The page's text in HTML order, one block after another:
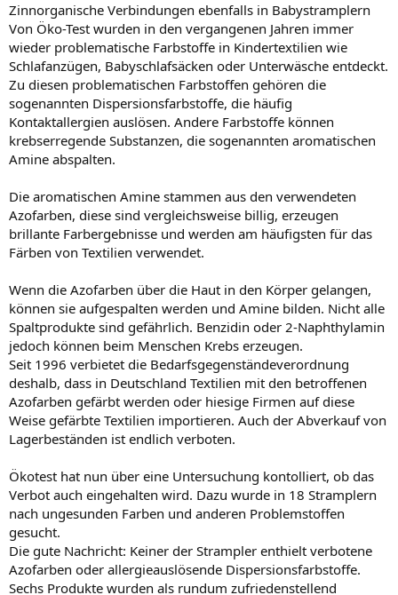
Zinnorganische Verbindungen ebenfalls in Babystramplern
Von Öko-Test wurden in den vergangenen Jahren immer
wieder problematische Farbstoffe in Kindertextilien wie
Schlafanzügen, Babyschlafsäcken oder Unterwäsche entdeckt.
Zu diesen problematischen Farbstoffen gehören die
sogenannten Dispersionsfarbstoffe, die häufig
Kontaktallergien auslösen. Andere Farbstoffe können
krebserregende Substanzen, die sogenannten aromatischen
Amine abspalten.
Die aromatischen Amine stammen aus den verwendeten
Azofarben, diese sind vergleichsweise billig, erzeugen
brillante Farbergebnisse und werden am häufigsten für das
Färben von Textilien verwendet.
Wenn die Azofarben über die Haut in den Körper gelangen,
können sie aufgespalten werden und Amine bilden. Nicht alle
Spaltprodukte sind gefährlich. Benzidin oder 2-Naphthylamin
jedoch können beim Menschen Krebs erzeugen.
Seit 1996 verbietet die Bedarfsgegenständeverordnung
deshalb, dass in Deutschland Textilien mit den betroffenen
Azofarben gefärbt werden oder hiesige Firmen auf diese
Weise gefärbte Textilien importieren. Auch der Abverkauf von
Lagerbeständen ist endlich verboten.
Ökotest hat nun über eine Untersuchung kontolliert, ob das
Verbot auch eingehalten wird. Dazu wurde in 18 Stramplern
nach ungesunden Farben und anderen Problemstoffen
gesucht.
Die gute Nachricht: Keiner der Strampler enthielt verbotene
Azofarben oder allergieauslösende Dispersionsfarbstoffe.
Sechs Produkte wurden als rundum zufriedenstellend